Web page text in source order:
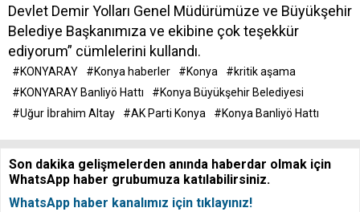
Devlet Demir Yolları Genel Müdürümüze ve Büyükşehir
Belediye Başkanımıza ve ekibine çok teşekkür
ediyorum” cümlelerini kullandı.
#KONYARAY #Konya haberler #Konya
#kritik aşama
#KONYARAY Banliyö Hattı
#Konya Büyükşehir Belediyesi
#Uğur İbrahim Altay
#AK Parti Konya #Konya Banliyö Hattı
Son dakika gelişmelerden anında haberdar olmak için
WhatsApp haber grubumuza katılabilirsiniz.
WhatsApp haber kanalımız için tıklayınız!